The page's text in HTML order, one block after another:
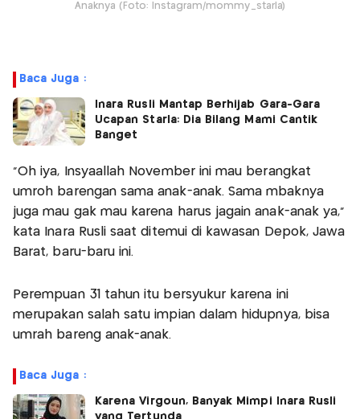
Anaknya (Foto: Instagram/mommy_starla)
Baca Juga :
Inara Rusli Mantap Berhijab Gara-Gara
Ucapan Starla: Dia Bilang Mami Cantik
Banget
"Oh iya, Insyaallah November ini mau berangkat
umroh barengan sama anak-anak. Sama mbaknya
juga mau gak mau karena harus jagain anak-anak ya,"
kata Inara Rusli saat ditemui di kawasan Depok, Jawa
Barat, baru-baru ini.
Perempuan 31 tahun itu bersyukur karena ini
merupakan salah satu impian dalam hidupnya, bisa
umrah bareng anak-anak.
Baca Juga :
Karena Virgoun, Banyak Mimpi Inara Rusli